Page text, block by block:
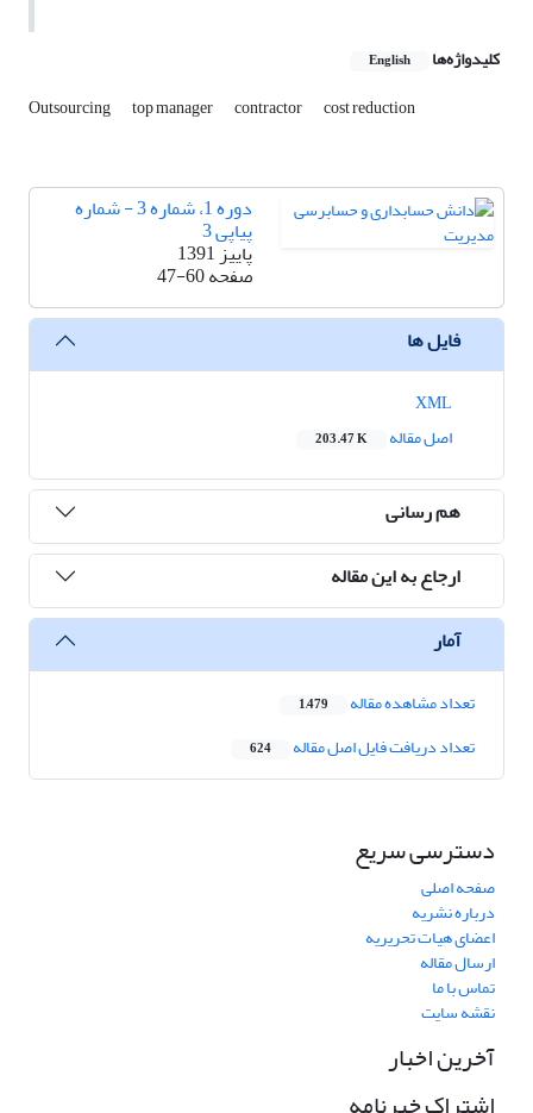
کلیدواژه‌ها English
Outsourcing top manager contractor cost reduction
دوره 1، شماره 3 - شماره
پیاپی 3
پاییز 1391
صفحه47-60
فایل ها
اصل مقاله
203.47 K
هم رسانی
ارجاع به این مقاله
آمار
تعداد مشاهده مقاله 1,479
تعداد دریافت فایل اصل مقاله 624
دسترسی سریع
صفحه اصلی
درباره نشریه
اعضای هیات تحریریه
ارسال مقاله
تماس با ما
نقشه سایت
آخرین اخبار